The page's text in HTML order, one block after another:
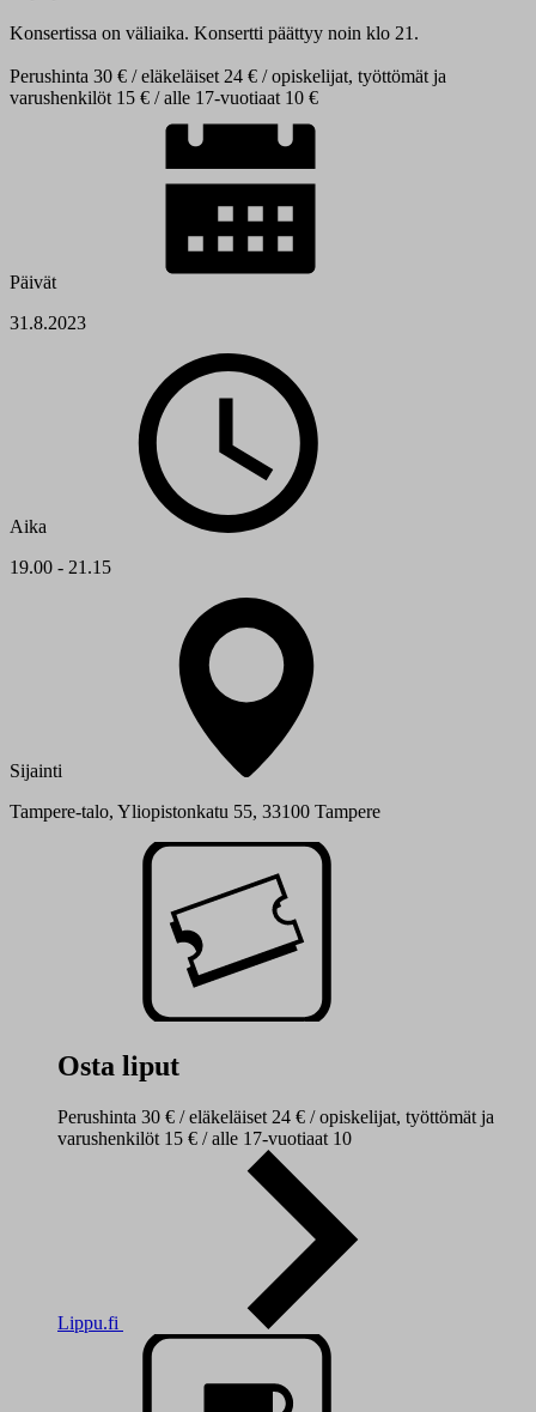
Konsertissa on väliaika. Konsertti päättyy noin klo 21.
Perushinta 30 € / eläkeläiset 24 € / opiskelijat, työttömät ja
varushenkilöt 15 € / alle 17-vuotiaat 10 €
Päivät
31.8.2023
Aika
19.00 - 21.15
Sijainti
Tampere-talo, Yliopistonkatu 55, 33100 Tampere
Osta liput
Perushinta 30 € / eläkeläiset 24 € / opiskelijat, työttömät ja
varushenkilöt 15 € / alle 17-vuotiaat 10
Lippu.fi